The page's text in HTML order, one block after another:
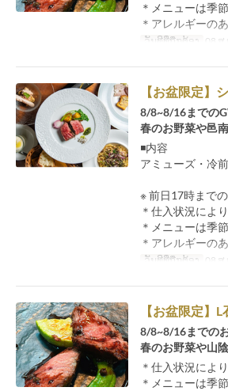
＊メニューは季
＊アレルギーの
ວັນທີທີ່ຖືກຕ້ອງ 08 ສ.
【お盆限定】
8/8~8/16までの
春のお野菜や邑
◾️内容
アミューズ・冷
※ 前日17時まで
＊仕入状況によ
＊メニューは季
＊アレルギーの
ວັນທີທີ່ຖືກຕ້ອງ 08 ສ.
【お盆限定】
8/8~8/16までの
春のお野菜や山
＊仕入状況によ
＊メニューは季